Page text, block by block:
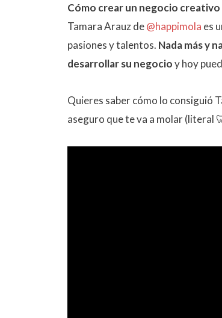
Cómo crear un negocio
Tamara Arauz de@happimola es
pasiones y talentos. Nada más y
desarrollar su negocioy hoy
Quieres saber cómo lo consiguió
aseguro que te va a molar (literal